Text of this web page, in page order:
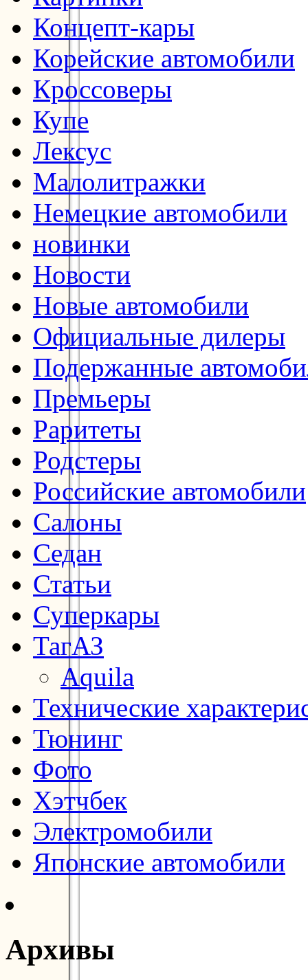
Концепт-кары
Корейские автомобили
Кроссоверы
Купе
Лексус
Малолитражки
Немецкие автомобили
новинки
Новости
Новые автомобили
Официальные дилеры
Подержанные
Премьеры
Раритеты
Родстеры
Российские автомобили
Салоны
Седан
Статьи
Суперкары
ТагАЗ
Aquila
Технические
Тюнинг
Фото
Хэтчбек
Электромобили
Японские автомобили
Архивы